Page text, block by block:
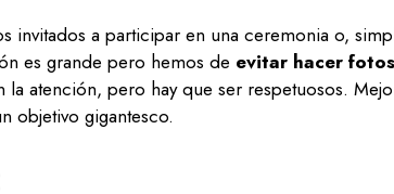
invitados a participar en una ceremonia o,
es grande pero hemos de evitar hacer
atención, pero hay que ser respetuosos.
objetivo gigantesco.